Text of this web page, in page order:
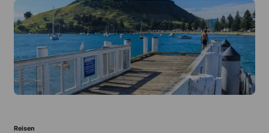
Reisen